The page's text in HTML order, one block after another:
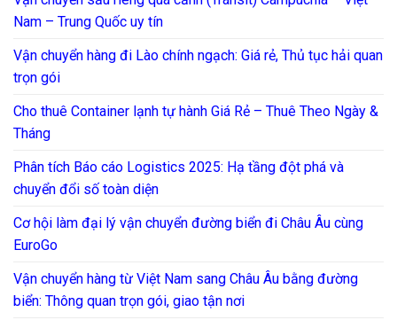
Nam – Trung Quốc uy tín
Vận chuyển hàng đi Lào chính ngạch: Giá rẻ, Thủ tục hải quan
trọn gói
Cho thuê Container lạnh tự hành Giá Rẻ – Thuê Theo Ngày &
Tháng
Phân tích Báo cáo Logistics 2025: Hạ tầng đột phá và
chuyển đổi số toàn diện
Cơ hội làm đại lý vận chuyển đường biển đi Châu Âu cùng
EuroGo
Vận chuyển hàng từ Việt Nam sang Châu Âu bằng đường
biển: Thông quan trọn gói, giao tận nơi